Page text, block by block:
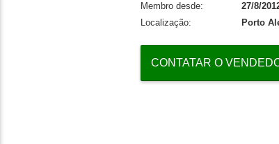
Membro desde:
27/8/
Localização:
Porto
CONTATAR O